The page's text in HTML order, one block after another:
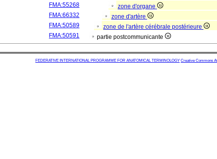
FMA:55268
zone d'organe
FMA:66332
zone d'artère
FMA:50589
zone de l'artère cérébrale postérieure
FMA:50591
partie postcommunicante
FEDERATIVE INTERNATIONAL PROGRAMME FOR ANATOMICAL TERMINOLOGY Creative Commons